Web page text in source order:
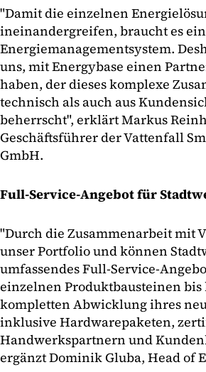
"Damit die einzelnen
ineinandergreifen, braucht es
Energiemanagementsystem.
uns, mit Energybase einen
haben, der dieses komplexe
technisch als auch aus
beherrscht", erklärt Markus
Geschäftsführer der Vattenfall
GmbH.
Full-Service-Angebot für
"Durch die Zusammenarbeit mit
unser Portfolio und können
umfassendes Full-Service-
einzelnen Produktbausteinen
kompletten Abwicklung ihres
inklusive Hardwarepaketen,
Handwerkspartnern und
ergänzt Dominik Gluba, Head of